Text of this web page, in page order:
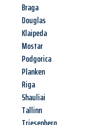
Braga
Douglas
Klaipeda
Mostar
Podgorica
Planken
Riga
Shauliai
Tallinn